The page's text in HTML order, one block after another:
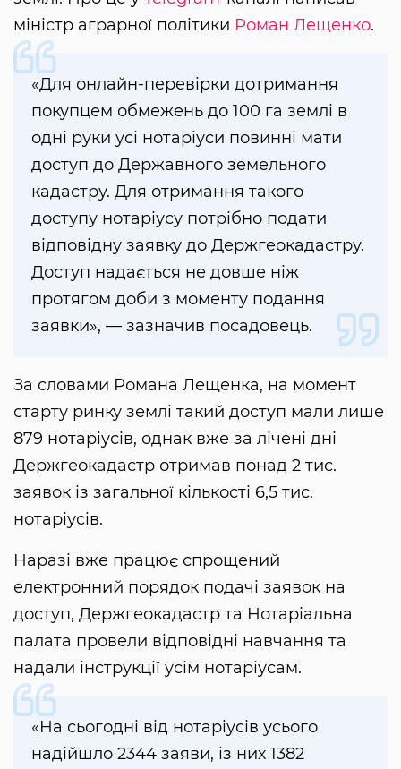
міністр аграрної політики Роман Лещенко.
«Для онлайн-перевірки дотримання
покупцем обмежень до 100 га землі в
одні руки усі нотаріуси повинні мати
доступ до Державного земельного
кадастру. Для отримання такого
доступу нотаріусу потрібно подати
відповідну заявку до Держгеокадастру.
Доступ надається не довше ніж
протягом доби з моменту подання
заявки», — зазначив посадовець.
За словами Романа Лещенка, на момент
старту ринку землі такий доступ мали лише
879 нотаріусів, однак вже за лічені дні
Держгеокадастр отримав понад 2 тис.
заявок із загальної кількості 6,5 тис.
нотаріусів.
Наразі вже працює спрощений
електронний порядок подачі заявок на
доступ, Держгеокадастр та Нотаріальна
палата провели відповідні навчання та
надали інструкції усім нотаріусам.
«На сьогодні від нотаріусів усього
надійшло 2344 заяви, із них 1382